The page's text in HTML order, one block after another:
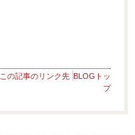
この記事のリンク先 BLOGトッ
プ